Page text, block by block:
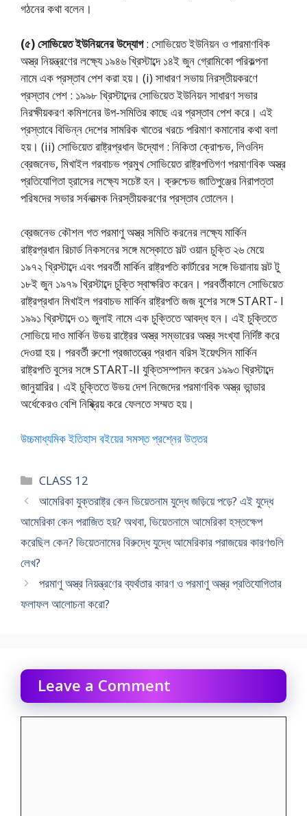
গঠনের কথা বলেন।
(৫) সোভিয়েত ইউনিয়নের উদ্যোগ: সোভিয়েত ইউনিয়ন ও পারমাণবিক
অস্ত্র নিয়ন্ত্রণের লক্ষ্যে ১৯৪৬ খ্রিস্টাব্দে ১৪ই জুন গ্রোমিকো পরিকল্পনা
নামে এক প্রস্তাব পেশ করা হয়। (i) সাধারণ সভায় নিরস্তীয়করণে
প্রস্তাব পেশ : ১৯৯৮ খ্রিস্টাব্দের সোভিয়েত ইউনিয়ন সাধারণ সভার
নিরক্ষীয়করণ কমিশনের উপ-সমিতির কাছে এর প্রস্তাব পেশ করে। এই
প্রস্তাবে বিভিন্ন দেশের সামরিক খাতের খরচে পরিমাণ কমানোর কথা বলা
হয়। (ii) সোভিয়েত রাষ্ট্রপ্রধান উদ্যোগ : নিকিতা ক্রোশ্চভ, লিওনিদ
ব্রেজনেভ, মিখাইল গরবাচভ প্রমুখ সোভিয়েত রাষ্ট্রপতিগণ পরমাণবিক অস্ত্র
প্রতিযোগিতা হ্রাসের লক্ষ্যে সচেষ্ট হন। ক্রুশ্চেভ জাতিপুঞ্জের নিরাপত্তা
পরিষদের সভার সর্বনাত্মক নিরস্তীয়করণের প্রস্তাব তোলেন।
ব্রেজনেভ কৌশল গত পরমাণু অস্ত্র সমিতি করনের লক্ষ্যে মার্কিন
রাষ্ট্রপ্রধান রিচার্ড নিকসনের সঙ্গে মস্কোতে সল্ট ওয়ান চুক্তি ২৬ মেয়ে
১৯৭২ খ্রিস্টাব্দে এবং পরবর্তী মার্কিন রাষ্ট্রপতি কার্টারের সঙ্গে ভিয়ানায় সল্ট টু
১৮ই জুন ১৯৭৯ খ্রিস্টাব্দে চুক্তি স্বাক্ষরিত করেন। পরবর্তীকালে সোভিয়েত
রাষ্ট্রপ্রধান মিখাইল গরবাচভ মার্কিন রাষ্ট্রপতি জজ বুশের সঙ্গে START- I
১৯৯১ খ্রিস্টাব্দে ৩১ জুলাই নামে এক চুক্তিতে আবদ্ধ হন। এই চুক্তিতে
সোভিয়ে দাও মার্কিন উভয় রাষ্ট্রের অস্ত্র সম্ভারের অস্ত্র সংখ্যা নির্দিষ্ট করে
দেওয়া হয়। পরবর্তী রুশো প্রজাতন্ত্রে প্রধান বরিস ইয়েৎসিন মার্কিন
রাষ্ট্রপতি বুসের সঙ্গে START-II যুক্তিসম্পাদন করেন ১৯৯৩ খ্রিস্টাব্দে
জানুয়ারির। এই চুক্তিতে উভয় দেশ নিজেদের পরমাণবিক অস্ত্র ভান্ডার
অর্ধেকেরও বেশি নিষ্ক্রিয় করে ফেলতে সম্মত হয়।
উচ্চমাধ্যমিক ইতিহাস বইয়ের সমস্ত প্রশ্নের উত্তর
Categories
CLASS 12
আমেরিকা যুক্তরাষ্ট্র কেন ভিয়েতনাম যুদ্ধে জড়িয়ে পড়ে? এই যুদ্ধে
আমেরিকা কেন পরাজিত হয়? অথবা, ভিয়েতনামে আমেরিকা হস্তক্ষেপ
করেছিল কেন? ভিয়েতনামের বিরুদ্ধে যুদ্ধে আমেরিকার পরাজয়ের কারণগুলি
লেখ?
পরমাণু অস্ত্র নিয়ন্ত্রণের ব্যর্থতার কারণ ও পরমাণু অস্ত্র প্রতিযোগিতার
ফলাফল আলোচনা করো?
Leave a Comment